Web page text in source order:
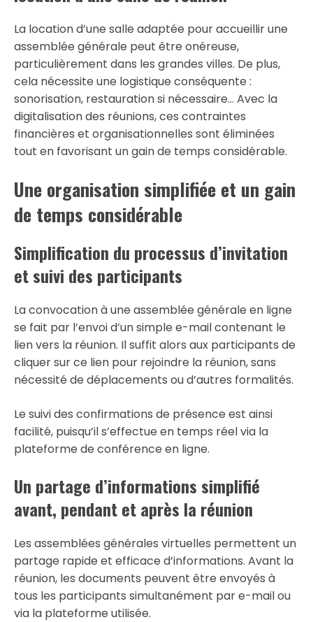
La location d’une salle adaptée pour accueillir une
assemblée générale peut être onéreuse,
particulièrement dans les grandes villes. De plus,
cela nécessite une logistique conséquente :
sonorisation, restauration si nécessaire… Avec la
digitalisation des réunions, ces contraintes
financières et organisationnelles sont éliminées
tout en favorisant un gain de temps considérable.
Une organisation simplifiée et un gain
de temps considérable
Simplification du processus d’invitation
et suivi des participants
La convocation à une assemblée générale en ligne
se fait par l’envoi d’un simple e-mail contenant le
lien vers la réunion. Il suffit alors aux participants de
cliquer sur ce lien pour rejoindre la réunion, sans
nécessité de déplacements ou d’autres formalités.
Le suivi des confirmations de présence est ainsi
facilité, puisqu’il s’effectue en temps réel via la
plateforme de conférence en ligne.
Un partage d’informations simplifié
avant, pendant et après la réunion
Les assemblées générales virtuelles permettent un
partage rapide et efficace d’informations. Avant la
réunion, les documents peuvent être envoyés à
tous les participants simultanément par e-mail ou
via la plateforme utilisée.